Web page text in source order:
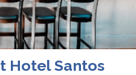
Hotel Santos